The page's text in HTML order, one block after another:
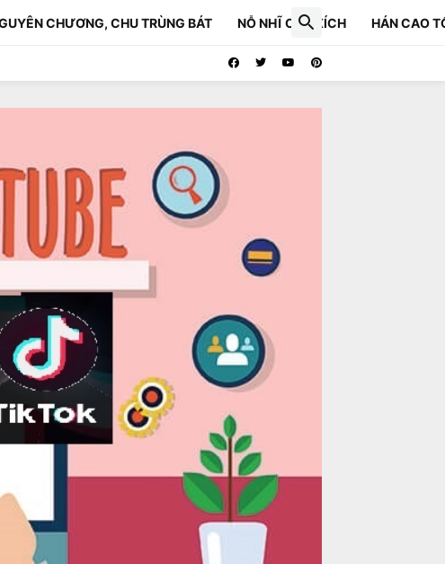
CHƯƠNG, CHU TRÙNG BÁT NỖ NHĨ CÁP XÍCH HÁN CAO